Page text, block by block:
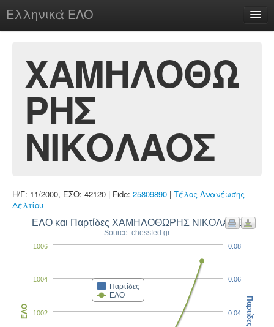
Ελληνικά ΕΛΟ
chesstu.be @ discord
Login
ΧΑΜΗΛΟΘΩ
ΡΗΣ
ΝΙΚΟΛΑΟΣ
Η/Γ: 11/2000, ΕΣΟ: 42120 | Fide: 25809890 | Τέλος Ανανέωσης
Δελτίου
ΕΛΟ και Παρτίδες ΧΑΜΗΛΟΘΩΡΗΣ ΝΙΚΟΛΑΟΣ
Source: chessfed.gr
Παρτίδες
ΕΛΟ
1002
1004
1006
ΕΛΟ 0.04
0.06
0.08
Παρτίδες